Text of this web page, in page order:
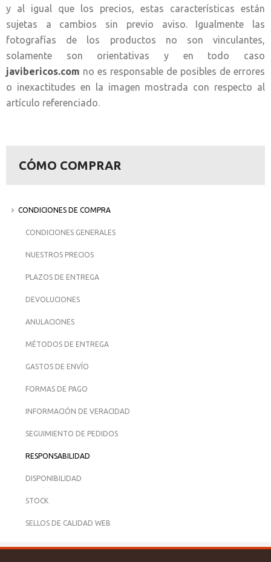
y al igual que los precios, estas características están
sujetas a cambios sin previo aviso. Igualmente las
fotografías de los productos no son vinculantes,
solamente son orientativas y en todo caso
javibericos.com no es responsable de posibles de errores
o inexactitudes en la imagen mostrada con respecto al
artículo referenciado.
CÓMO COMPRAR
CONDICIONES DE COMPRA
CONDICIONES GENERALES
NUESTROS PRECIOS
PLAZOS DE ENTREGA
DEVOLUCIONES
ANULACIONES
MÉTODOS DE ENTREGA
GASTOS DE ENVÍO
FORMAS DE PAGO
INFORMACIÓN DE VERACIDAD
SEGUIMIENTO DE PEDIDOS
RESPONSABILIDAD
DISPONIBILIDAD
STOCK
SELLOS DE CALIDAD WEB